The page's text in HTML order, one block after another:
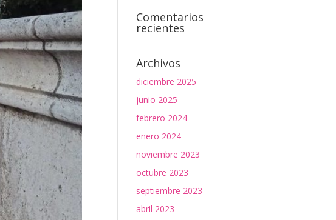
Comentarios
recientes
Archivos
diciembre 2025
junio 2025
febrero 2024
enero 2024
noviembre 2023
octubre 2023
septiembre 2023
abril 2023